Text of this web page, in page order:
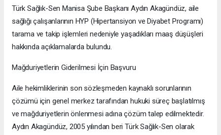
Türk Sağlık-Sen Manisa Şube Başkanı Aydın Akagündüz, aile
sağlığı çalışanlarının HYP (Hipertansiyon ve Diyabet Programı)
tarama ve takip işlemleri nedeniyle yaşadıkları maaş düşüşleri
hakkında açıklamalarda bulundu.
Mağduriyetlerin Giderilmesi İçin Başvuru
Aile hekimliklerinin son sözleşmeden kaynaklı sorunlarının
çözümü için genel merkez tarafından hukuki süreç başlatılmış
ve mağduriyetlerin önlenmesi adına çözüm talep edilmektedir.
Aydın Akagündüz, 2005 yılından beri Türk Sağlık-Sen olarak